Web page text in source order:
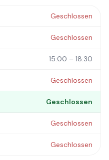
Geschlossen
Geschlossen
15:00 – 18:30
Geschlossen
Geschlossen
Geschlossen
Geschlossen